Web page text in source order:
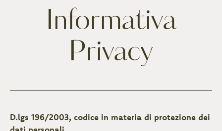
Informativa
Privacy
D.lgs 196/2003, codice in materia di protezione dei